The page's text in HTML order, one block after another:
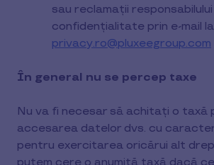
sau reclamații
confidențialitate prin e-mail la
privacy.ro@pluxeegroup.com
În general nu se percep taxe
Nu va fi necesar să achitați o taxă
accesarea datelor dvs. cu
pentru exercitarea oricărui alt